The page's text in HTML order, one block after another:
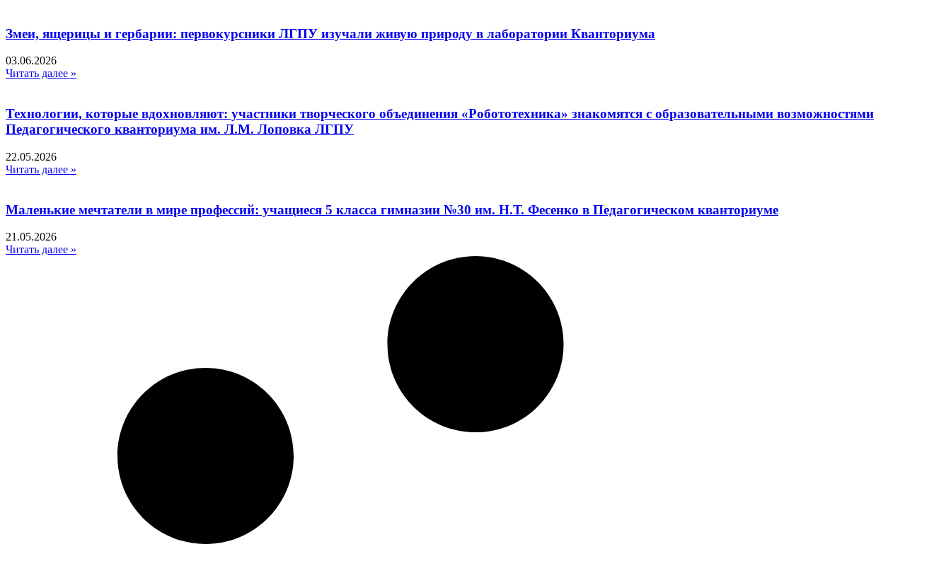
Змеи, ящерицы и гербарии: первокурсники ЛГПУ изучали живую природу в лаборатории Кванториума
03.06.2026
Читать далее »
Технологии, которые вдохновляют: участники творческого объединения «Робототехника» знакомятся с образовательными возможностями
Педагогического кванториума им. Л.М. Лоповка ЛГПУ
22.05.2026
Читать далее »
Маленькие мечтатели в мире профессий: учащиеся 5 класса гимназии №30 им. Н.Т. Фесенко в Педагогическом кванториуме
21.05.2026
Читать далее »